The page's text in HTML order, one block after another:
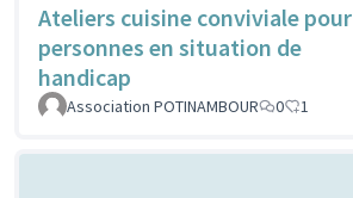
Ateliers cuisine conviviale pour
personnes en situation de
handicap
Association POTINAMBOUR 0 1